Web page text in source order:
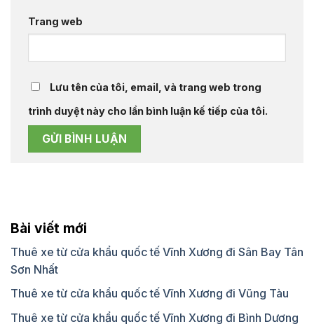
Trang web
Lưu tên của tôi, email, và trang web trong
trình duyệt này cho lần bình luận kế tiếp của tôi.
Bài viết mới
Thuê xe từ cửa khẩu quốc tế Vĩnh Xương đi Sân Bay Tân
Sơn Nhất
Thuê xe từ cửa khẩu quốc tế Vĩnh Xương đi Vũng Tàu
Thuê xe từ cửa khẩu quốc tế Vĩnh Xương đi Bình Dương